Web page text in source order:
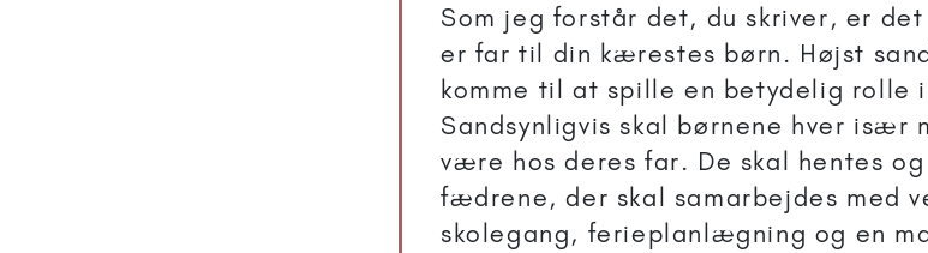
Som jeg forstår det, du skriver, er
er far til din kærestes børn. Højst
komme til at spille en betydelig rolle
Sandsynligvis skal børnene hver især
være hos deres far. De skal hentes
fædrene, der skal samarbejdes med
skolegang, ferieplanlægning og en